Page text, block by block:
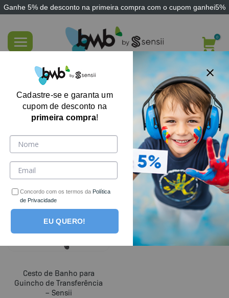
Ganhe 5% de desconto na primeira compra com o cupom ganhei5%
content
FILTRE AQUI
Cesto de Banho para
Guincho de Transferência
– Sensii
Cadastre-se e garanta um
cupom de desconto na
primeira compra!
Concordo com os termos da Política
de Privacidade
EU QUERO!